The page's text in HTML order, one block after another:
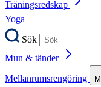
Träningsredskap
Yoga
Sök
Mun & tänder
Mellanrumsrengöring